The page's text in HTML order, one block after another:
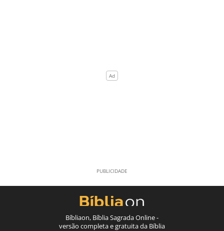
Bíbliaon, Bíblia Sagrada Online -
versão completa e gratuita da Bíblia